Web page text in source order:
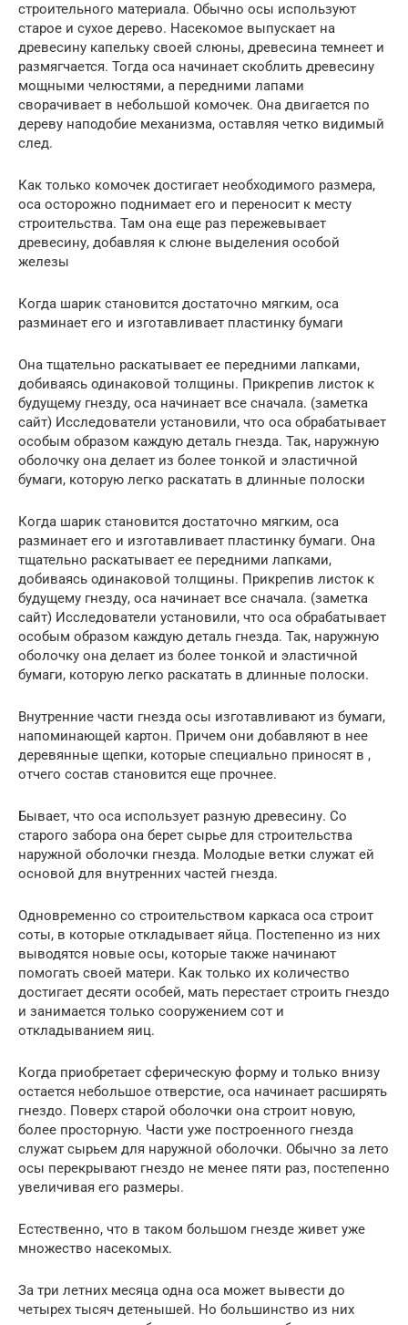
строительного материала. Обычно осы используют
старое и сухое дерево. Насекомое выпускает на
древесину капельку своей слюны, древесина темнеет и
размягчается. Тогда оса начинает скоблить древесину
мощными челюстями, а передними лапами
сворачивает в небольшой комочек. Она двигается по
дереву наподобие механизма, оставляя четко видимый
след.
Как только комочек достигает необходимого размера,
оса осторожно поднимает его и переносит к месту
строительства. Там она еще раз пережевывает
древесину, добавляя к слюне выделения особой
железы
Когда шарик становится достаточно мягким, оса
разминает его и изготавливает пластинку бумаги
Она тщательно раскатывает ее передними лапками,
добиваясь одинаковой толщины. Прикрепив листок к
будущему гнезду, оса начинает все сначала. (заметка
сайт) Исследователи установили, что оса обрабатывает
особым образом каждую деталь гнезда. Так, наружную
оболочку она делает из более тонкой и эластичной
бумаги, которую легко раскатать в длинные полоски
Когда шарик становится достаточно мягким, оса
разминает его и изготавливает пластинку бумаги. Она
тщательно раскатывает ее передними лапками,
добиваясь одинаковой толщины. Прикрепив листок к
будущему гнезду, оса начинает все сначала. (заметка
сайт) Исследователи установили, что оса обрабатывает
особым образом каждую деталь гнезда. Так, наружную
оболочку она делает из более тонкой и эластичной
бумаги, которую легко раскатать в длинные полоски.
Внутренние части гнезда осы изготавливают из бумаги,
напоминающей картон. Причем они добавляют в нее
деревянные щепки, которые специально приносят в ,
отчего состав становится еще прочнее.
Бывает, что оса использует разную древесину. Со
старого забора она берет сырье для строительства
наружной оболочки гнезда. Молодые ветки служат ей
основой для внутренних частей гнезда.
Одновременно со строительством каркаса оса строит
соты, в которые откладывает яйца. Постепенно из них
выводятся новые осы, которые также начинают
помогать своей матери. Как только их количество
достигает десяти особей, мать перестает строить гнездо
и занимается только сооружением сот и
откладыванием яиц.
Когда приобретает сферическую форму и только внизу
остается небольшое отверстие, оса начинает расширять
гнездо. Поверх старой оболочки она строит новую,
более просторную. Части уже построенного гнезда
служат сырьем для наружной оболочки. Обычно за лето
осы перекрывают гнездо не менее пяти раз, постепенно
увеличивая его размеры.
Естественно, что в таком большом гнезде живет уже
множество насекомых.
За три летних месяца одна оса может вывести до
четырех тысяч детенышей. Но большинство из них